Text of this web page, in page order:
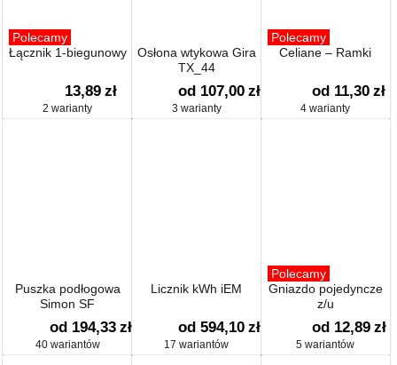
Polecamy
Łącznik 1-biegunowy
13,89 zł
2 warianty
Osłona wtykowa Gira
TX_44
od 107,00 zł
3 warianty
Polecamy
Celiane – Ramki
od 11,30 zł
4 warianty
Puszka podłogowa
Simon SF
od 194,33 zł
40 wariantów
Licznik kWh iEM
od 594,10 zł
17 wariantów
Polecamy
Gniazdo pojedyncze
z/u
od 12,89 zł
5 wariantów